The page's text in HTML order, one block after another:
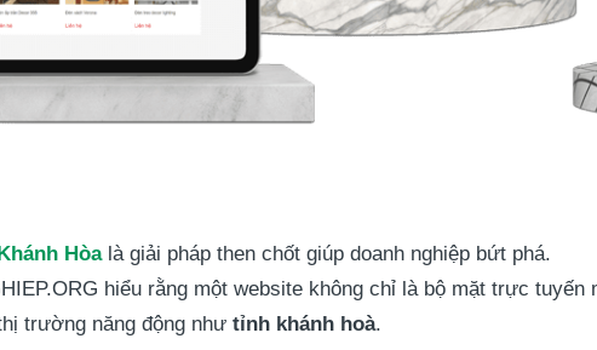
Hòalà giải pháp then chốt giúp doanh nghiệp bứt phá.
hiểu rằng một website không chỉ là bộ mặt trực tuyến
trường năng động nhưtỉnh khánh hoà.